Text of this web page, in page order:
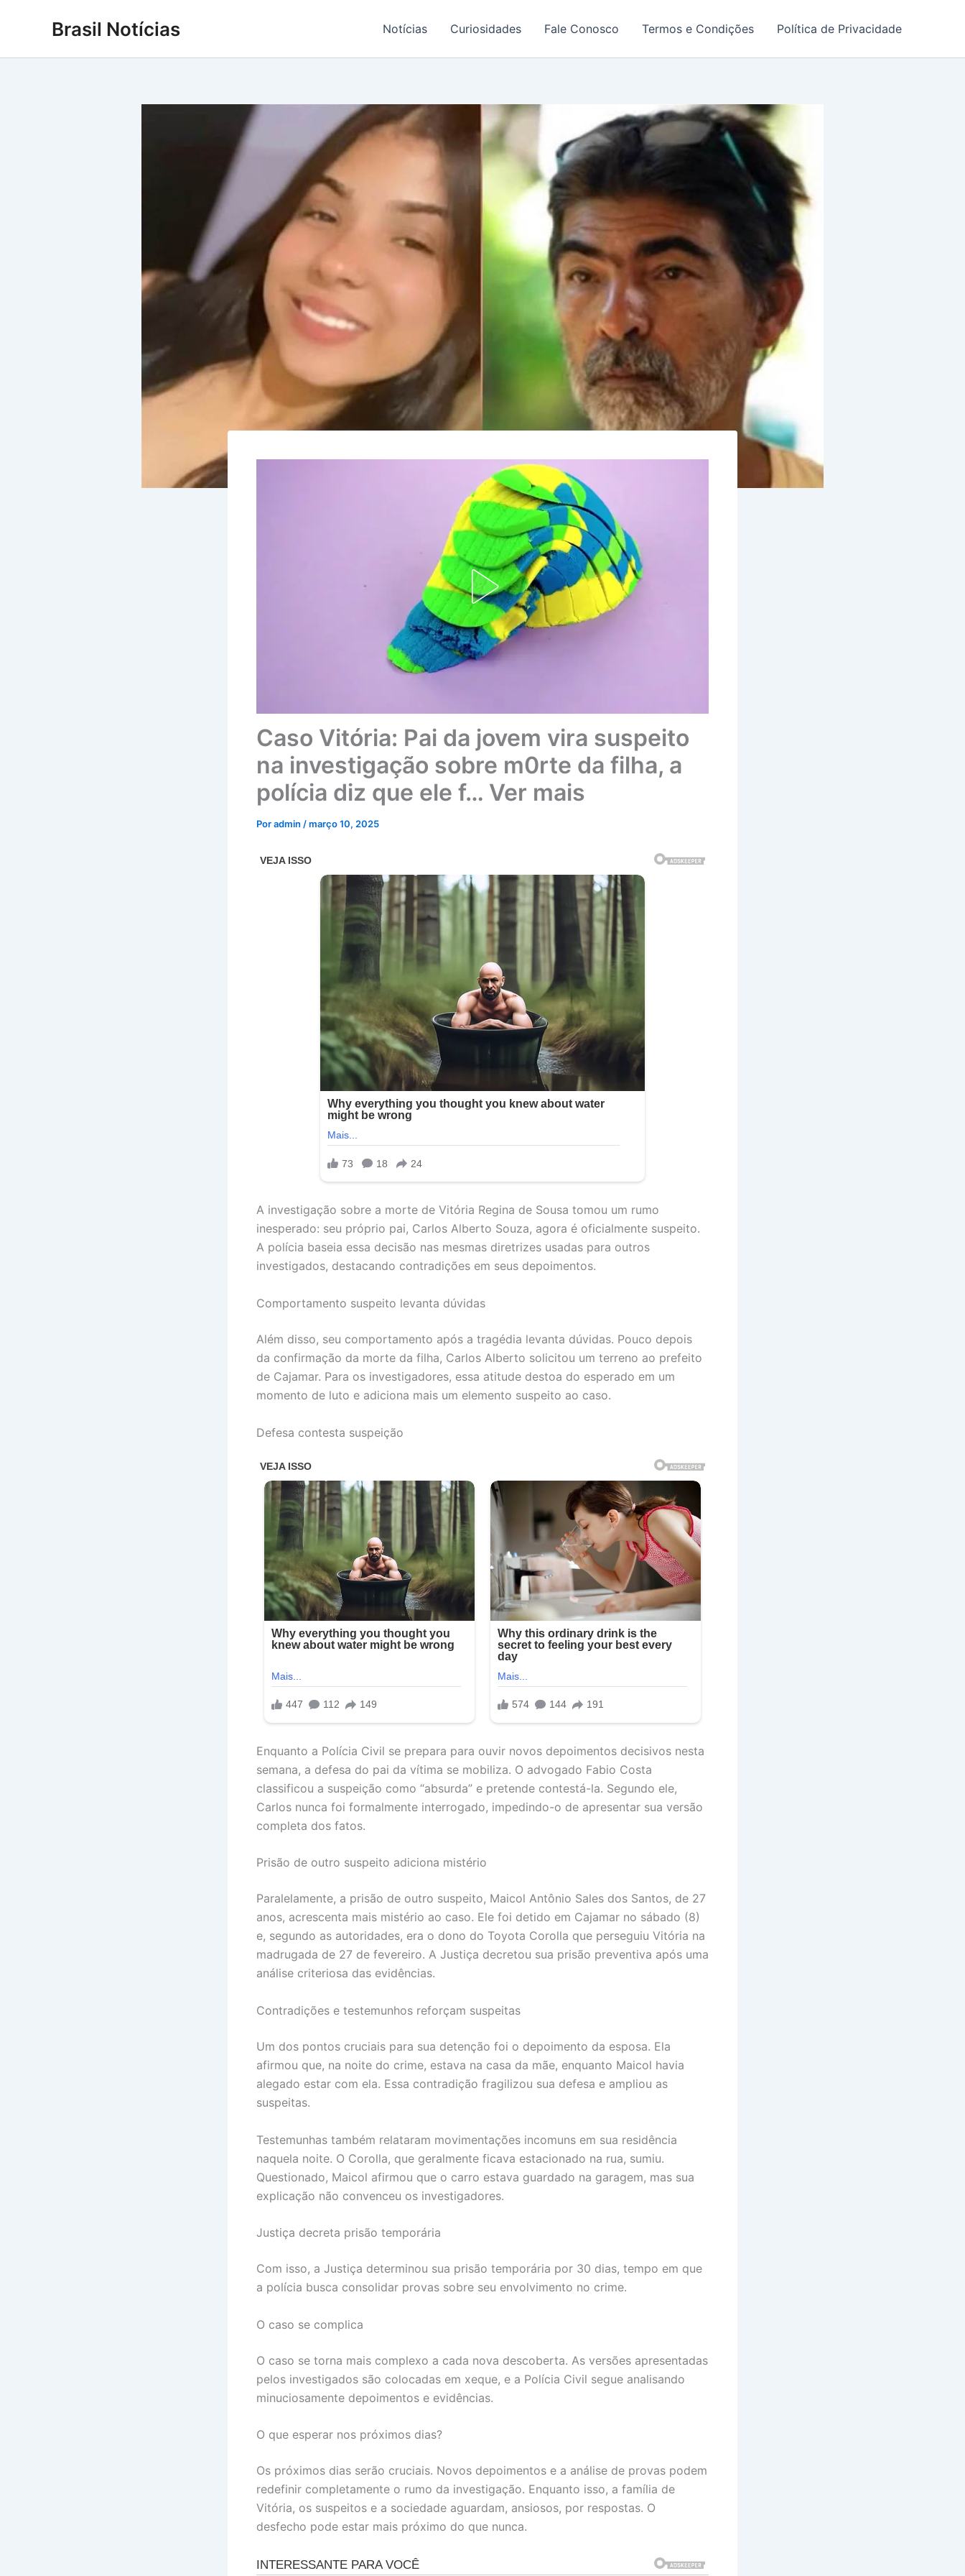
Brasil Notícias Notícias Curiosidades Fale Conosco Termos e Condições Política de Privacidade
Caso Vitória: Pai da jovem vira suspeito
na investigação sobre m0rte da filha, a
polícia diz que ele f… Ver mais
Poradmin /março 10, 2025
A investigação sobre a morte de Vitória Regina de Sousa tomou um rumo
inesperado: seu próprio pai, Carlos Alberto Souza, agora é oficialmente suspeito.
A polícia baseia essa decisão nas mesmas diretrizes usadas para outros
investigados, destacando contradições em seus depoimentos.
Comportamento suspeito levanta dúvidas
Além disso, seu comportamento após a tragédia levanta dúvidas. Pouco depois
da confirmação da morte da filha, Carlos Alberto solicitou um terreno ao prefeito
de Cajamar. Para os investigadores, essa atitude destoa do esperado em um
momento de luto e adiciona mais um elemento suspeito ao caso.
Defesa contesta suspeição
Enquanto a Polícia Civil se prepara para ouvir novos depoimentos decisivos nesta
semana, a defesa do pai da vítima se mobiliza. O advogado Fabio Costa
classificou a suspeição como “absurda” e pretende contestá-la. Segundo ele,
Carlos nunca foi formalmente interrogado, impedindo-o de apresentar sua versão
completa dos fatos.
Prisão de outro suspeito adiciona mistério
Paralelamente, a prisão de outro suspeito, Maicol Antônio Sales dos Santos, de 27
anos, acrescenta mais mistério ao caso. Ele foi detido em Cajamar no sábado (8)
e, segundo as autoridades, era o dono do Toyota Corolla que perseguiu Vitória na
madrugada de 27 de fevereiro. A Justiça decretou sua prisão preventiva após uma
análise criteriosa das evidências.
Contradições e testemunhos reforçam suspeitas
Um dos pontos cruciais para sua detenção foi o depoimento da esposa. Ela
afirmou que, na noite do crime, estava na casa da mãe, enquanto Maicol havia
alegado estar com ela. Essa contradição fragilizou sua defesa e ampliou as
suspeitas.
Testemunhas também relataram movimentações incomuns em sua residência
naquela noite. O Corolla, que geralmente ficava estacionado na rua, sumiu.
Questionado, Maicol afirmou que o carro estava guardado na garagem, mas sua
explicação não convenceu os investigadores.
Justiça decreta prisão temporária
Com isso, a Justiça determinou sua prisão temporária por 30 dias, tempo em que
a polícia busca consolidar provas sobre seu envolvimento no crime.
O caso se complica
O caso se torna mais complexo a cada nova descoberta. As versões apresentadas
pelos investigados são colocadas em xeque, e a Polícia Civil segue analisando
minuciosamente depoimentos e evidências.
O que esperar nos próximos dias?
Os próximos dias serão cruciais. Novos depoimentos e a análise de provas podem
redefinir completamente o rumo da investigação. Enquanto isso, a família de
Vitória, os suspeitos e a sociedade aguardam, ansiosos, por respostas. O
desfecho pode estar mais próximo do que nunca.